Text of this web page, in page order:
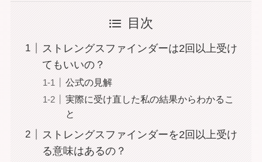
目次
ストレングスファインダーは2回以上受け
てもいいの？
公式の見解
実際に受け直した私の結果からわかるこ
と
ストレングスファインダーを2回以上受け
る意味はあるの？